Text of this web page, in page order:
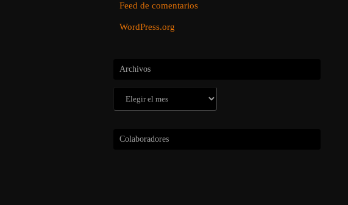
Feed de comentarios
WordPress.org
Archivos
Archivos
Colaboradores